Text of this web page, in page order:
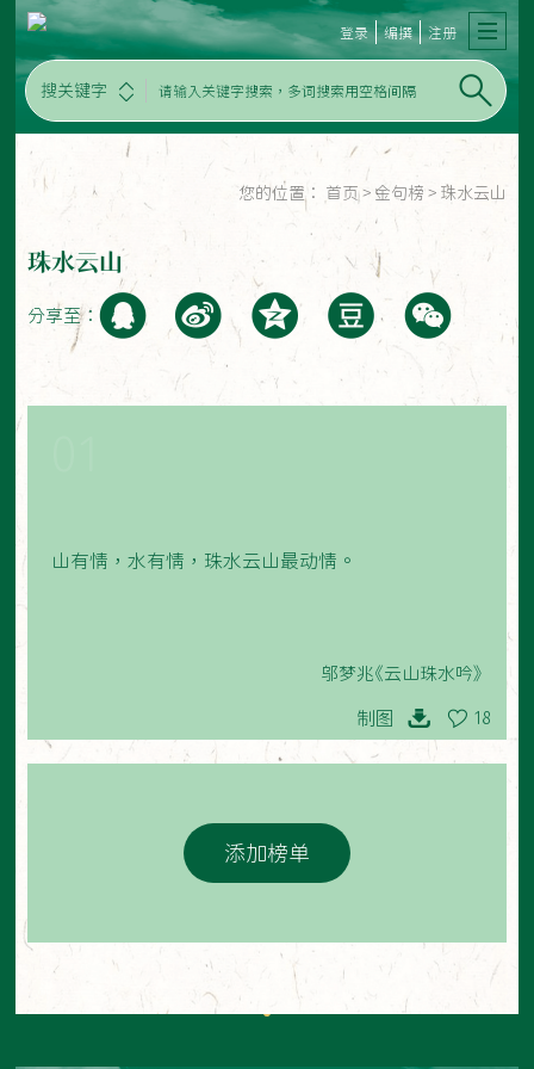
搜关键字
登录 编撰 注册
您的位置： 首页 > 金句榜 > 珠水云山
珠水云山
分享至：
山有情，水有情，珠水云山最动情。
邬梦兆《云山珠水吟》
制图 18
添加榜单